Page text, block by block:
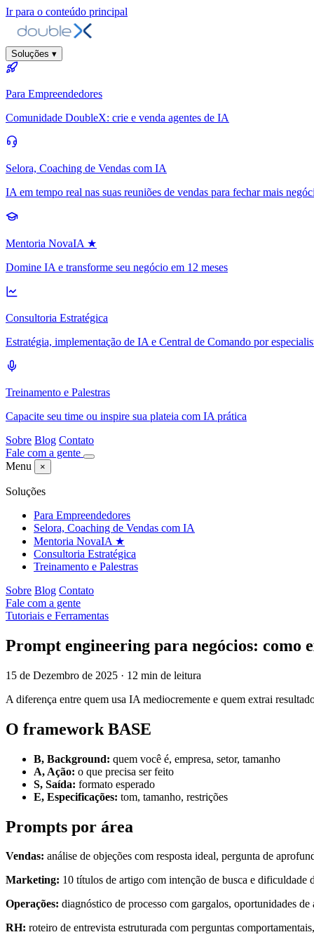
Ir para o conteúdo principal
Soluções ▾
Para Empreendedores
Comunidade DoubleX: crie e venda agentes de IA
Selora, Coaching de Vendas com IA
IA em tempo real nas suas reuniões de vendas para fechar mais
Mentoria NovaIA ★
Domine IA e transforme seu negócio em 12 meses
Consultoria Estratégica
Estratégia, implementação de IA e Central de Comando por
Treinamento e Palestras
Capacite seu time ou inspire sua plateia com IA prática
Sobre Blog Contato
Fale com a gente
Menu
×
Soluções
Para Empreendedores
Selora, Coaching de Vendas com IA
Mentoria NovaIA ★
Consultoria Estratégica
Treinamento e Palestras
Sobre Blog Contato
Fale com a gente
Tutoriais e Ferramentas
Prompt engineering para negócios: como
15 de Dezembro de 2025 · 12 min de leitura
A diferença entre quem usa IA mediocremente e quem extrai
O framework BASE
B, Background: quem você é, empresa, setor, tamanho
A, Ação: o que precisa ser feito
S, Saída: formato esperado
E, Especificações: tom, tamanho, restrições
Prompts por área
Vendas: análise de objeções com resposta ideal, pergunta de
Marketing: 10 títulos de artigo com intenção de busca e dificuldade
Operações: diagnóstico de processo com gargalos, oportunidades de
RH: roteiro de entrevista estruturada com perguntas